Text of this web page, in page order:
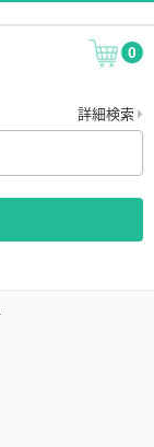
0
詳細検索